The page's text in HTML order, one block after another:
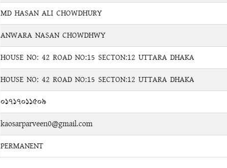
MD HASAN ALI CHOWDHURY
ANWARA NASAN CHOWDHWY
HOUSE NO: 42 ROAD NO:15 SECTON:12 UTTARA DHAKA
HOUSE NO: 42 ROAD NO:15 SECTON:12 UTTARA DHAKA
০১৭১৭০১১৫০৯
kaosarparveen0@gmail.com
PERMANENT